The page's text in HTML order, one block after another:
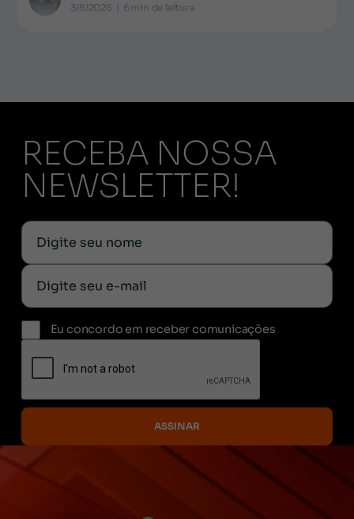
3/8/2026 | 6 min de leitura
RECEBA NOSSA
NEWSLETTER!
Eu concordo em receber comunicações